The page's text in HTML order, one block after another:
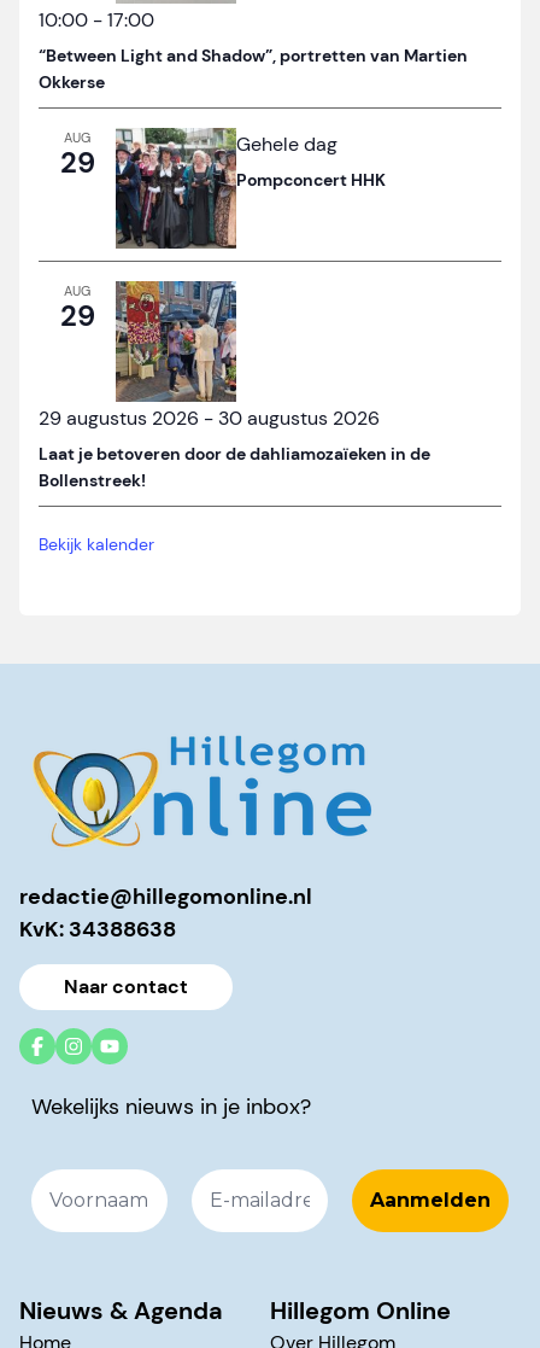
10:00 -17:00
“Between Light and Shadow”, portretten van Martien
Okkerse
AUG
29 Gehele dag
Pompconcert HHK
AUG
29
29 augustus 2026 - 30 augustus 2026
Laat je betoveren door de dahliamozaïeken in de
Bollenstreek!
Bekijk kalender
redactie@hillegomonline.nl
KvK: 34388638
Naar contact
Wekelijks nieuws in je inbox?
Nieuws & Agenda
Home
Hillegom Online
Over Hillegom